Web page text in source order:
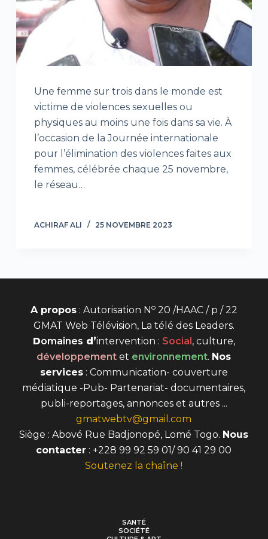
Une femme sur trois dans le monde est
victime de violences sexuelles ou
physiques au moins une fois dans sa vie. À
l’occasion de la Journée internationale
pour l’élimination des violences faites aux
femmes, célébrée chaque 25 novembre,
le réseau…
ACHIRAF ALI 25 NOVEMBRE 2023
A propos: Autorisation N o20 /HAAC / p / 22
GMAT Web Télévision, La télé des Leaders.
Domaines d’intervention : Social , culture,
développement et environnement. Nos
services: Communication- couverture
médiatique -Pub- Partenariat- documentaires,
publi-reportages, annonces et autres ...
gmatwebtv@gmail.com
Siège : Abové Rue Badjonopé, Lomé Togo. Nous
contacter : +228 99 92 59 01/ 90 41 29 00
Soutenez la chaîne !
SANTÉ
SOCIÉTÉ